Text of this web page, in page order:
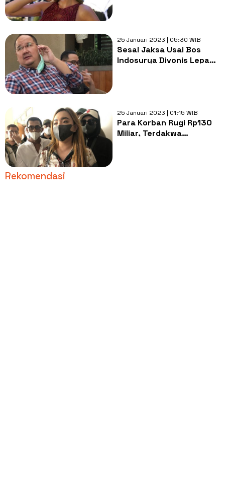
25 Januari 2023 | 05:30 WIB
Sesal Jaksa Usai Bos
Indosurya Divonis Lepas:
25 Januari 2023 | 01:15 WIB
Para Korban Rugi Rp130
Miliar, Terdakwa
Rekomendasi